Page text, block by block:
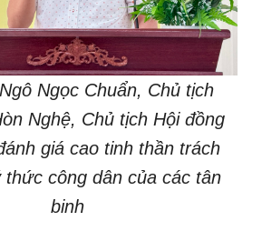
Ngọc Chuẩn, Chủ tịch
Nghệ, Chủ tịch Hội đồng
giá cao tinh thần trách
thức công dân của các tân
binh